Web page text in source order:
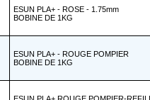
ESUN PLA+ - ROSE - 1.75mm
BOBINE DE 1KG
ESUN PLA+ - ROUGE POMPIER
BOBINE DE 1KG